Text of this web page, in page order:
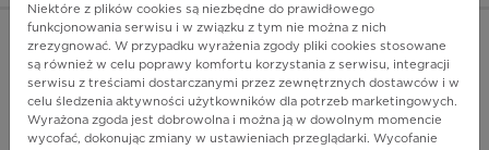
POKAŻ FILTRY
Niektóre z plików cookies są niezbędne do prawidłowego
funkcjonowania serwisu i w związku z tym nie można z nich
zrezygnować. W przypadku wyrażenia zgody pliki cookies stosowane
są również w celu poprawy komfortu korzystania z serwisu, integracji
serwisu z treściami dostarczanymi przez zewnętrznych dostawców i w
celu śledzenia aktywności użytkowników dla potrzeb marketingowych.
Wyrażona zgoda jest dobrowolna i można ją w dowolnym momencie
wycofać, dokonując zmiany w ustawieniach przeglądarki. Wycofanie